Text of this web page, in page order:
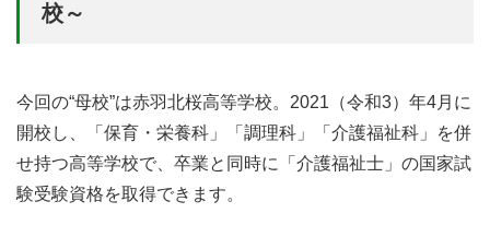
校～
今回の“母校”は赤羽北桜高等学校。2021（令和3）年4月に
開校し、「保育・栄養科」「調理科」「介護福祉科」を併
せ持つ高等学校で、卒業と同時に「介護福祉士」の国家試
験受験資格を取得できます。